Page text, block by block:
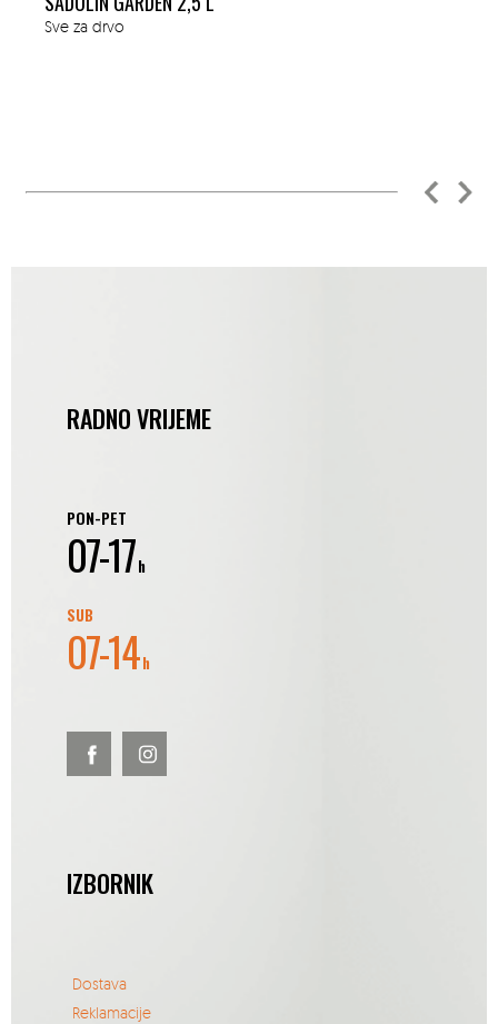
Sve za drvo
RADNO VRIJEME
PON-PET
07-17h
SUB
07-14h
IZBORNIK
Dostava
Reklamacije